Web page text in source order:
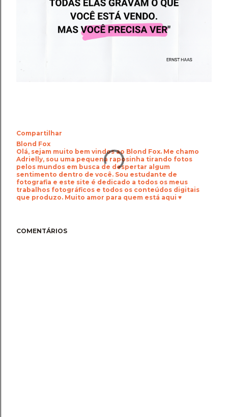
Compartilhar
Blond Fox
Olá, sejam muito bem vindos ao Blond Fox. Me chamo
Adrielly, sou uma pequena raposinha tirando fotos
pelos mundos em busca de despertar algum
sentimento dentro de você. Sou estudante de
fotografia e este site é dedicado a todos os meus
trabalhos fotográficos e todos os conteúdos digitais
que produzo. Muito amor para quem está aqui ♥
COMENTÁRIOS